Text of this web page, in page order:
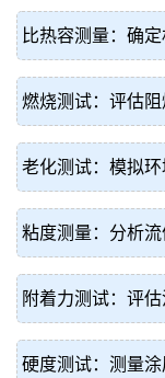
比热容测量：确
燃烧测试：评估阻
老化测试：模拟环
粘度测量：分析流
附着力测试：评
硬度测试：测量涂